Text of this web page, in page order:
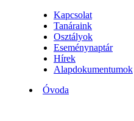
Kapcsolat
Tanáraink
Osztályok
Eseménynaptár
Hírek
Alapdokumentumok
Óvoda